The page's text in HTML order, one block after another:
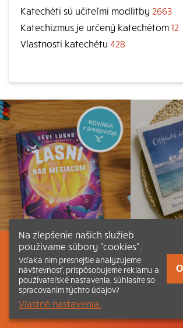
Katechéti sú učiteľmi modlitby 2663
Katechizmus je určený katechétom 12
Vlastnosti katechétu 428
Listovať Obsah Dokumenty
Kontakt Tlačená verzia
© 2026 katechizmus.sk |
funguje aj vďaka kresťanskému
Na zlepšenie našich služieb
používame súbory “cookies”.
Vďaka nim presnejšie analyzujeme
návštevnosť, prispôsobujeme reklamu a
používateľské nastavenia. Súhlasíte so
spracovaním týchto údajov?
Vlastné nastavenia.